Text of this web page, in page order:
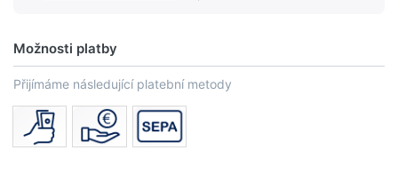
Možnosti platby
Přijímáme následující platební metody